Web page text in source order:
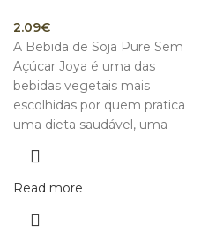
2.09€
A Bebida de Soja Pure Sem
Açúcar Joya é uma das
bebidas vegetais mais
escolhidas por quem pratica
uma dieta saudável, uma
Read more